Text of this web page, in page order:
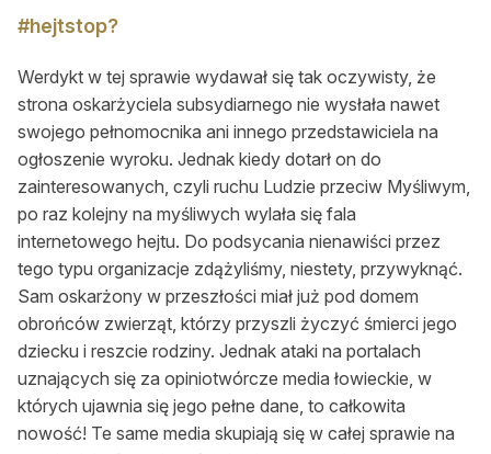
#hejtstop?
Werdykt w tej sprawie wydawał się tak oczywisty, że
strona oskarżyciela subsydiarnego nie wysłała nawet
swojego pełnomocnika ani innego przedstawiciela na
ogłoszenie wyroku. Jednak kiedy dotarł on do
zainteresowanych, czyli ruchu Ludzie przeciw Myśliwym,
po raz kolejny na myśliwych wylała się fala
internetowego hejtu. Do podsycania nienawiści przez
tego typu organizacje zdążyliśmy, niestety, przywyknąć.
Sam oskarżony w przeszłości miał już pod domem
obrońców zwierząt, którzy przyszli życzyć śmierci jego
dziecku i reszcie rodziny. Jednak ataki na portalach
uznających się za opiniotwórcze media łowieckie, w
których ujawnia się jego pełne dane, to całkowita
nowość! Te same media skupiają się w całej sprawie na